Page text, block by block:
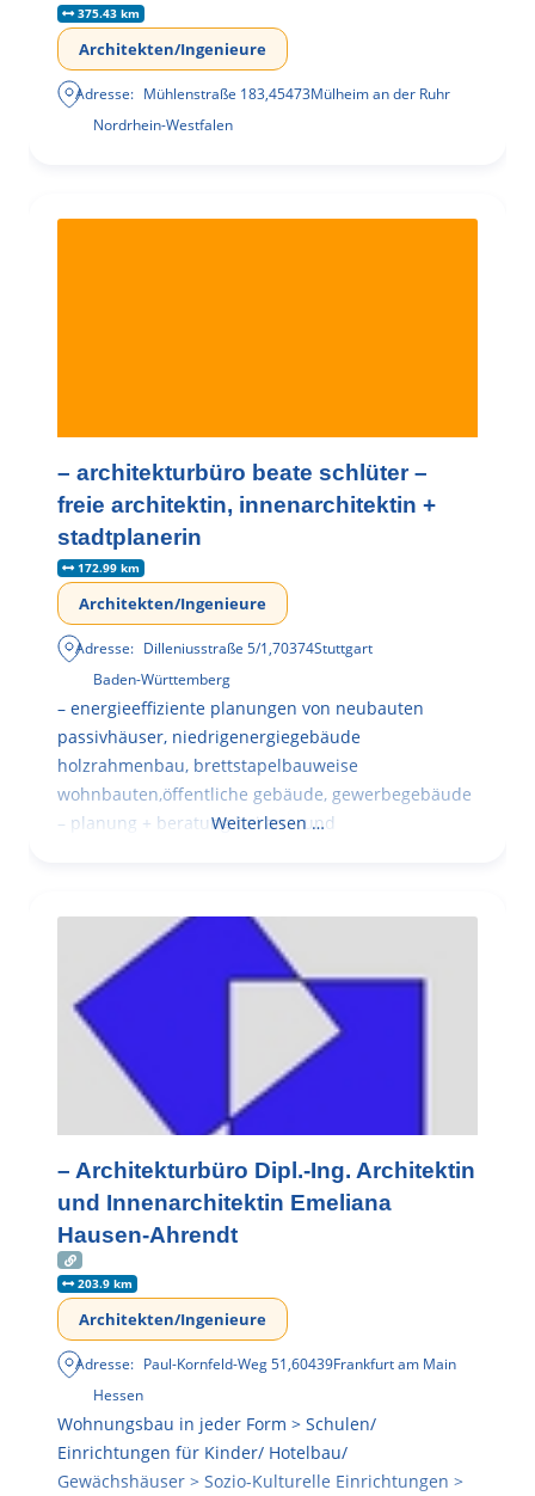
375.43 km
Architekten/Ingenieure
Adresse: Mühlenstraße 183,45473Mülheim an der Ruhr
Nordrhein-Westfalen
– architekturbüro beate schlüter –
freie architektin, innenarchitektin +
stadtplanerin
172.99 km
Architekten/Ingenieure
Adresse: Dilleniusstraße 5/1,70374Stuttgart
Baden-Württemberg
– energieeffiziente planungen von neubauten
passivhäuser, niedrigenergiegebäude
holzrahmenbau, brettstapelbauweise
wohnbauten,öffentliche gebäude, gewerbegebäude
– planung + beratung bei an – und
Weiterlesen …
– Architekturbüro Dipl.-Ing. Architektin
und Innenarchitektin Emeliana
Hausen-Ahrendt
203.9 km
Architekten/Ingenieure
Adresse: Paul-Kornfeld-Weg 51,60439Frankfurt am Main
Hessen
Wohnungsbau in jeder Form > Schulen/
Einrichtungen für Kinder/ Hotelbau/
Gewächshäuser > Sozio-Kulturelle Einrichtungen >